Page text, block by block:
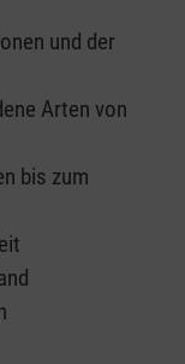
und der
Arten von
bis zum